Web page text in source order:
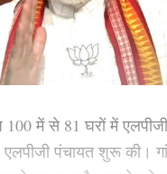
100 में से 81 घरों में
एलपीजी पंचायत शुरू की।